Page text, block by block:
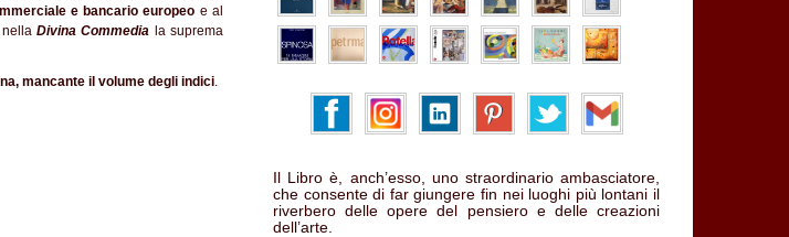
e bancario europeo e al
Divina Commedia la suprema
mancante il volume degli indici.
Il Libro è, anch’esso, uno straordinario ambasciatore,
che consente di far giungere fin nei luoghi più lontani il
riverbero delle opere del pensiero e delle creazioni
dell’arte.